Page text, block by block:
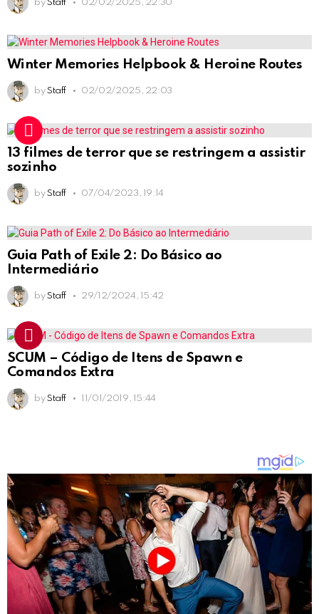
by Staff 02/02/2025, 22:30
Winter Memories Helpbook & Heroine Routes
by Staff 02/02/2025, 22:03
13 filmes de terror que se restringem a assistir
sozinho
by Staff 07/04/2023, 19:14
Guia Path of Exile 2: Do Básico ao
Intermediário
by Staff 29/12/2024, 15:42
SCUM – Código de Itens de Spawn e
Comandos Extra
by Staff 11/01/2019, 15:44